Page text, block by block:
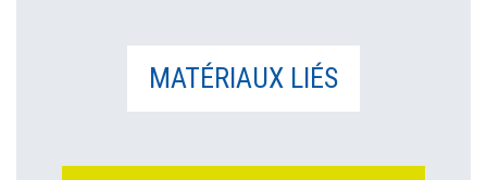
MATÉRIAUX LIÉS